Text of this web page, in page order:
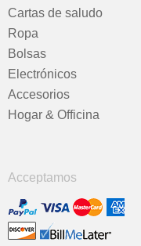
Cartas de saludo
Ropa
Bolsas
Electrónicos
Accesorios
Hogar & Officina
Acceptamos